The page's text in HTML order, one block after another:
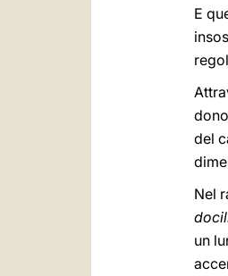
E
del
Nel
un